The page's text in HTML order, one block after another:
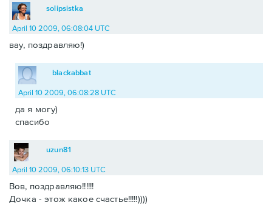
solipsistka
April 10 2009, 06:08:04 UTC
вау, поздравляю!)
blackabbat
April 10 2009, 06:08:28 UTC
да я могу)
спасибо
uzun81
April 10 2009, 06:10:13 UTC
Вов, поздравляю!!!!!!
Дочка - этож какое счастье!!!!!))))